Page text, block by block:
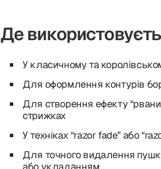
Де
У класичному та
Для оформлення контурів
Для створення ефекту
стрижках
У техніках “razor fade” або
Для точного видалення